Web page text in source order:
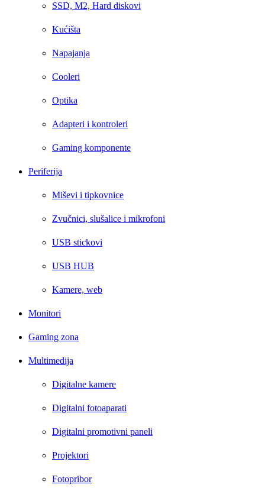
SSD, M2, Hard diskovi
Kućišta
Napajanja
Cooleri
Optika
Adapteri i kontroleri
Gaming komponente
Periferija
Miševi i tipkovnice
Zvučnici, slušalice i mikrofoni
USB stickovi
USB HUB
Kamere, web
Monitori
Gaming zona
Multimedija
Digitalne kamere
Digitalni fotoaparati
Digitalni promotivni paneli
Projektori
Fotopribor